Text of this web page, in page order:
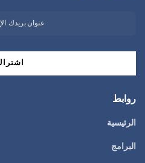
روابط
الرئيسية
البرامج